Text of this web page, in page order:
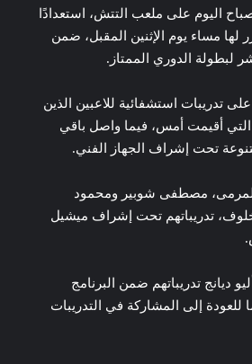
صباح اليوم على ملعب التتش، استعدادًا
لها مساء يوم الإثنين المقبل، ضمن
لبطولة الدوري ‏الممتاز.‏
تدريبات استشفائية للاعبين الذين
التي أقيمت ‏أمس، فيما واصل باقي
تحت إشراف الجهاز الفني.
مصطفى شوبير ومحمود
‏تدريباتهم تحت إشراف ميشيل
ديانج تدريباتهم ضمن البرنامج
للعودة إلى ‏المشاركة في التدريبات